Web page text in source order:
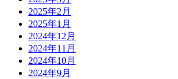
2025年2月
2025年1月
2024年12月
2024年11月
2024年10月
2024年9月